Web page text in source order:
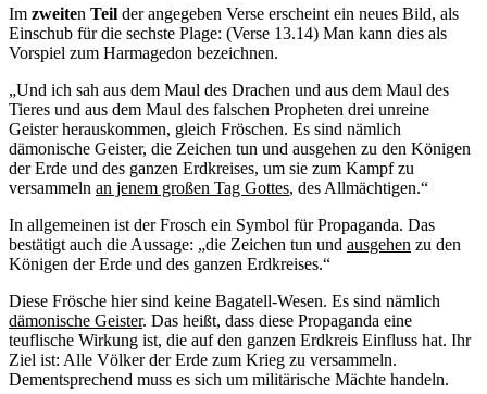
Im zweiten Teil der angegeben Verse erscheint ein neues Bild, als
Einschub für die sechste Plage: (Verse 13.14) Man kann dies als
Vorspiel zum Harmagedon bezeichnen.
„Und ich sah aus dem Maul des Drachen und aus dem Maul des
Tieres und aus dem Maul des falschen Propheten drei unreine
Geister herauskommen, gleich Fröschen. Es sind nämlich
dämonische Geister, die Zeichen tun und ausgehen zu den Königen
der Erde und des ganzen Erdkreises, um sie zum Kampf zu
versammeln an jenem großen Tag Gottes, des Allmächtigen.“
In allgemeinen ist der Frosch ein Symbol für Propaganda. Das
bestätigt auch die Aussage: „die Zeichen tun und ausgehen zu den
Königen der Erde und des ganzen Erdkreises.“
Diese Frösche hier sind keine Bagatell-Wesen. Es sind nämlich
dämonische Geister. Das heißt, dass diese Propaganda eine
teuflische Wirkung ist, die auf den ganzen Erdkreis Einfluss hat. Ihr
Ziel ist: Alle Völker der Erde zum Krieg zu versammeln.
Dementsprechend muss es sich um militärische Mächte handeln.